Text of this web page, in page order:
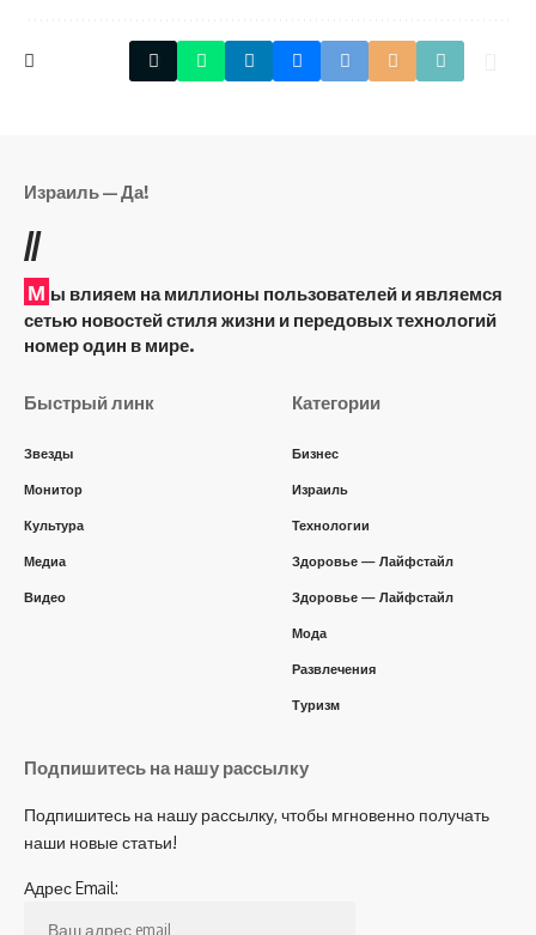
Израиль — Да!
//
М ы влияем на миллионы пользователей и являемся
сетью новостей стиля жизни и передовых технологий
номер один в мире.
Быстрый линк
Звезды
Монитор
Культура
Медиа
Видео
Категории
Бизнес
Израиль
Технологии
Здоровье — Лайфстайл
Здоровье — Лайфстайл
Мода
Развлечения
Туризм
Подпишитесь на нашу рассылку
Подпишитесь на нашу рассылку, чтобы мгновенно получать
наши новые статьи!
Адрес Email: